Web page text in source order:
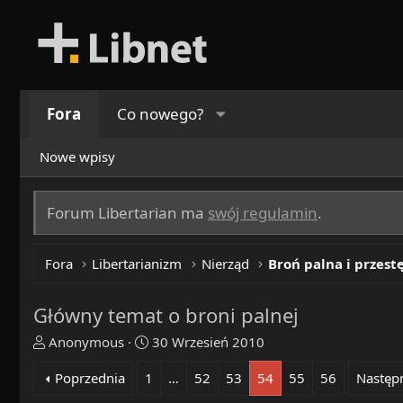
Fora Co nowego?
Nowe wpisy
Forum Libertarian ma swój regulamin.
Fora Libertarianizm Nierząd Broń palna i
Główny temat o broni palnej
T
r
Anonymous
R
30 Wrzesień 2010
Poprzednia
1 … 52 53 54 55 56